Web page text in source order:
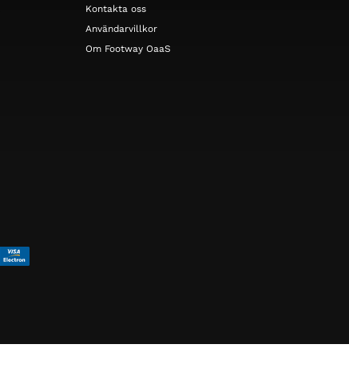
Kontakta oss
Användarvillkor
Om Footway OaaS